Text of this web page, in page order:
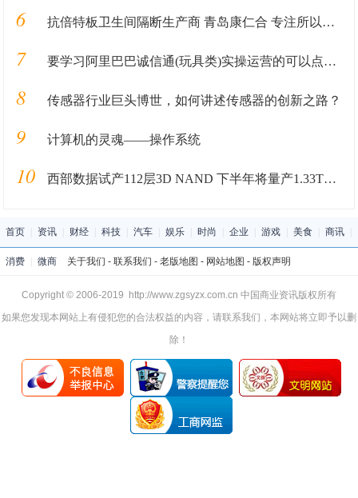
6 抗倍特板卫生间隔断生产商 青岛康仁合 专注所以更专业
7 要学习阿里巴巴诚信通(玩具类)实操运营的可以点进来了解！
8 传感器行业巨头博世，如何讲述传感器的创新之路？
9 计算机的灵魂——操作系统
10 西部数据试产112层3D NAND 下半年将量产1.33Tb容量
首页 资讯 财经 科技 汽车 娱乐 时尚 企业 游戏 美食 商讯
消费 微商 关于我们 - 联系我们 - 老版地图 - 网站地图 - 版权声明
Copyright © 2006-2019 http://www.zgsyzx.com.cn 中国商业资讯版权所有
如果您发现本网站上有侵犯您的合法权益的内容，请联系我们，本网站将立即予以删
除！